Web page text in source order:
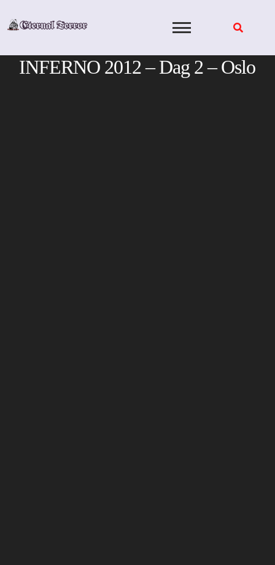
INFERNO 2012 – Dag 2 – Oslo